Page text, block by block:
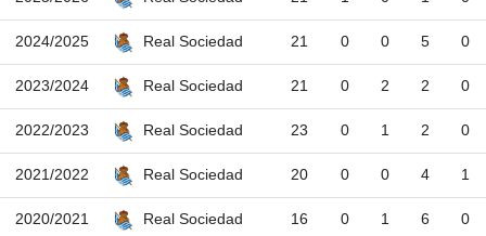
2024/2025 Real Sociedad 21 0 0 5 0
2023/2024 Real Sociedad 21 0 2 2 0
2022/2023 Real Sociedad 23 0 1 2 0
2021/2022 Real Sociedad 20 0 0 4 1
2020/2021 Real Sociedad 16 0 1 6 0